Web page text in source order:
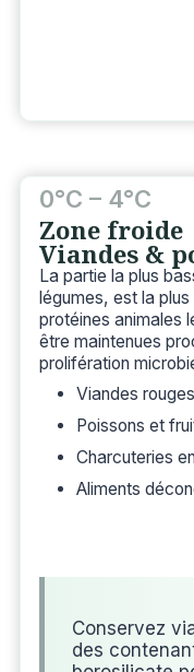
0°C – 4°C
Zone froide
Viandes &
La partie la plus
légumes, est la
protéines animales
être maintenues
prolifération
Viandes
Poissons et
Charcuteries
Aliments
Conservez
des